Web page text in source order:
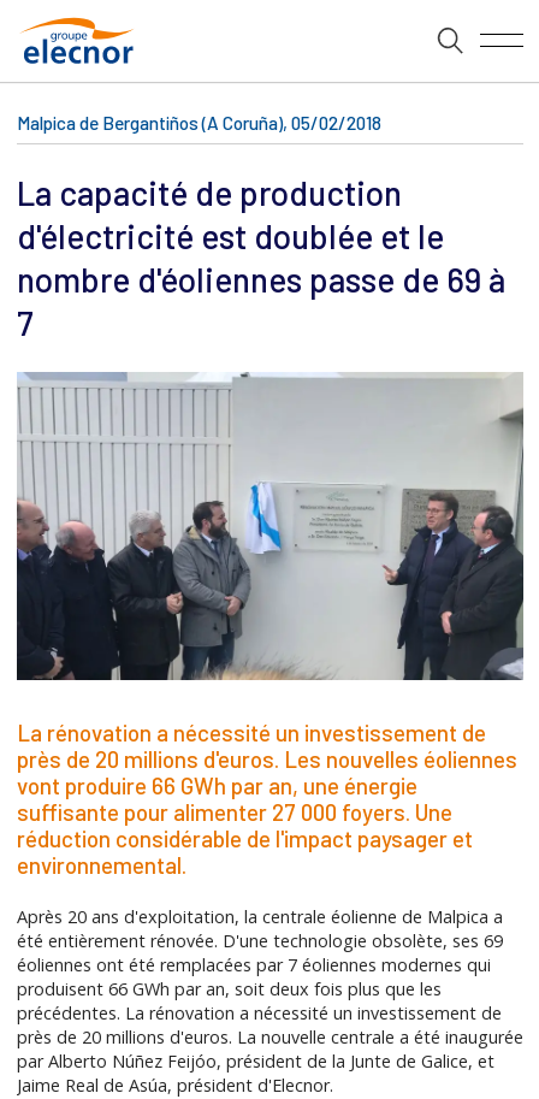
Malpica de Bergantiños (A Coruña), 05/02/2018
La capacité de production
d'électricité est doublée et le
nombre d'éoliennes passe de 69 à
7
La rénovation a nécessité un investissement de
près de 20 millions d'euros. Les nouvelles éoliennes
vont produire 66 GWh par an, une énergie
suffisante pour alimenter 27 000 foyers. Une
réduction considérable de l'impact paysager et
environnemental.
Après 20 ans d'exploitation, la centrale éolienne de Malpica a
été entièrement rénovée. D'une technologie obsolète, ses 69
éoliennes ont été remplacées par 7 éoliennes modernes qui
produisent 66 GWh par an, soit deux fois plus que les
précédentes. La rénovation a nécessité un investissement de
près de 20 millions d'euros. La nouvelle centrale a été inaugurée
par Alberto Núñez Feijóo, président de la Junte de Galice, et
Jaime Real de Asúa, président d'Elecnor.